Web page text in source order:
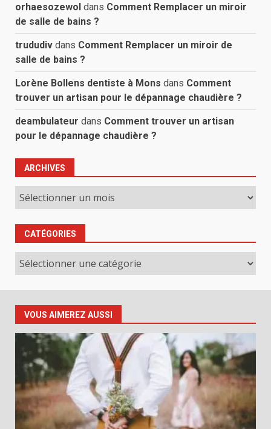
orhaesozewol dans Comment Remplacer un miroir
de salle de bains ?
trududiv dans Comment Remplacer un miroir de
salle de bains ?
Lorène Bollens dentiste à Mons dans Comment
trouver un artisan pour le dépannage chaudière ?
deambulateur dans Comment trouver un artisan
pour le dépannage chaudière ?
ARCHIVES
Archives
CATÉGORIES
Catégories
VOUS AIMEREZ AUSSI